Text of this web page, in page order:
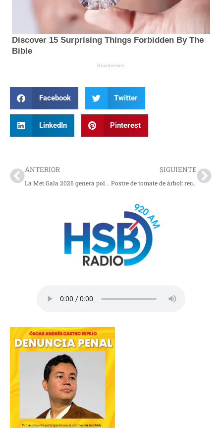
Facebook Twitter
LinkedIn Pinterest
ANTERIOR
La Met Gala 2026 genera polémica y protestas en Nueva York
SIGUIENTE
Postre de tomate de árbol: receta fácil, cremosa y tradicional colombiana